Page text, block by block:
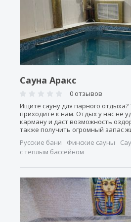
Сауна Аракс
0 отзывов
Ищите сауну для парного отдыха?
приходите к нам. Отдых у нас не
карману и даст возможность
также получить огромный запас
Русские бани
Финские сауны
с теплым бассейном